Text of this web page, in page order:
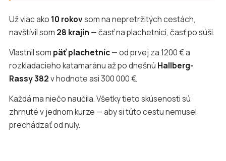
Už viac ako 10 rokovsom na nepretržitých cestách,
navštívil som 28 krajín — časť na plachetnici, časť po súši.
Vlastnil som päť plachetníc— od prvej za 1200 € a
rozkladacieho katamaránu až po dnešnú Hallberg-
Rassy 382v hodnote asi 300 000 €.
Každá ma niečo naučila. Všetky tieto skúsenosti sú
zhrnuté v jednom kurze — aby si túto cestu nemusel
prechádzať od nuly.